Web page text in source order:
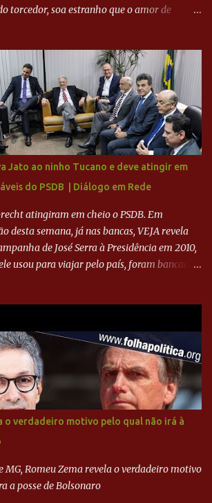
torcedor, soa estranho que o amor de
pagamento de dívidas emergenciais e
de futebol. O projeto apresentado
Cruzeiro, o aporte financeiro inicial, com
à dívida de R$ 1 bilhão a partir de agora,
atacante tem no mundo do futebol, além de
pesaram para que um dos mais icônicos
compra do clube. Fonte: Itatiaia Fonte:
NA SAF EXPLICA SITUAÇÃO DO
COMPROU 90% DAS AÇÕES DO CLUBE
Jato ao ninho Tucano e deve atingir em
do PSDB | Diálogo em Rede
atingiram em cheio o PSDB. Em
desta semana, já nas bancas, VEJA revela
de José Serra à Presidência em 2010,
usou para viajar pelo país, foram bancadas
PSDB (Valter Campanato/Agência Brasil) O
a um mistério: três fontes confirmaram à
“santo” que aparece em planilhas da
ao governador de São Paulo, Geraldo
deles, no entanto, disse ter negociado
Depoimentos mostram como o
bancou a campanha de Serra em 2010 Leia
ao PSDB | VEJA.com
o verdadeiro motivo pelo qual não irá à
MG, Romeu Zema revela o verdadeiro motivo
a posse de Bolsonaro